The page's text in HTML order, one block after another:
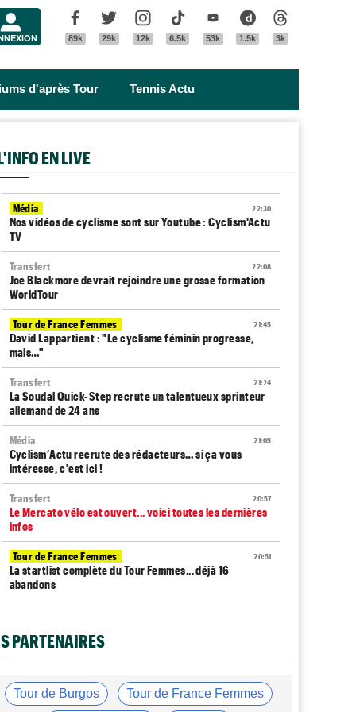
Facebook
89k
Twitter
29k
Instagram
12k
Tik Tok
6.5k
Youtube
53k
Dailymotion
1.5k 3k
d'après Tour Tennis Actu
EN LIVE
22:30
Média
Nos vidéos de cyclisme sont sur Youtube : Cyclism'Actu
TV
22:08
Transfert
Joe Blackmore devrait rejoindre une grosse formation
WorldTour
21:45
Tour de France Femmes
David Lappartient : "Le cyclisme féminin progresse,
mais…"
21:24
Transfert
La Soudal Quick-Step recrute un talentueux sprinteur
allemand de 24 ans
21:05
Média
Cyclism’Actu recrute des rédacteurs… si ça vous
intéresse, c'est ici !
20:57
Transfert
Le Mercato vélo est ouvert... voici toutes les dernières
infos
20:51
Tour de France Femmes
La startlist complète du Tour Femmes... déjà 16
abandons
profil…
La surprise Francisco Campos remporte la 1ère étape
PARTENAIRES
Tour de Burgos Tour de France Femmes